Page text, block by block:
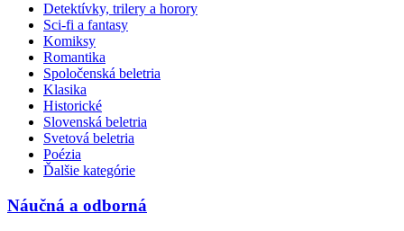
Detektívky, trilery a horory
Sci-fi a fantasy
Komiksy
Romantika
Spoločenská beletria
Klasika
Historické
Slovenská beletria
Svetová beletria
Poézia
Ďalšie kategórie
Náučná a odborná